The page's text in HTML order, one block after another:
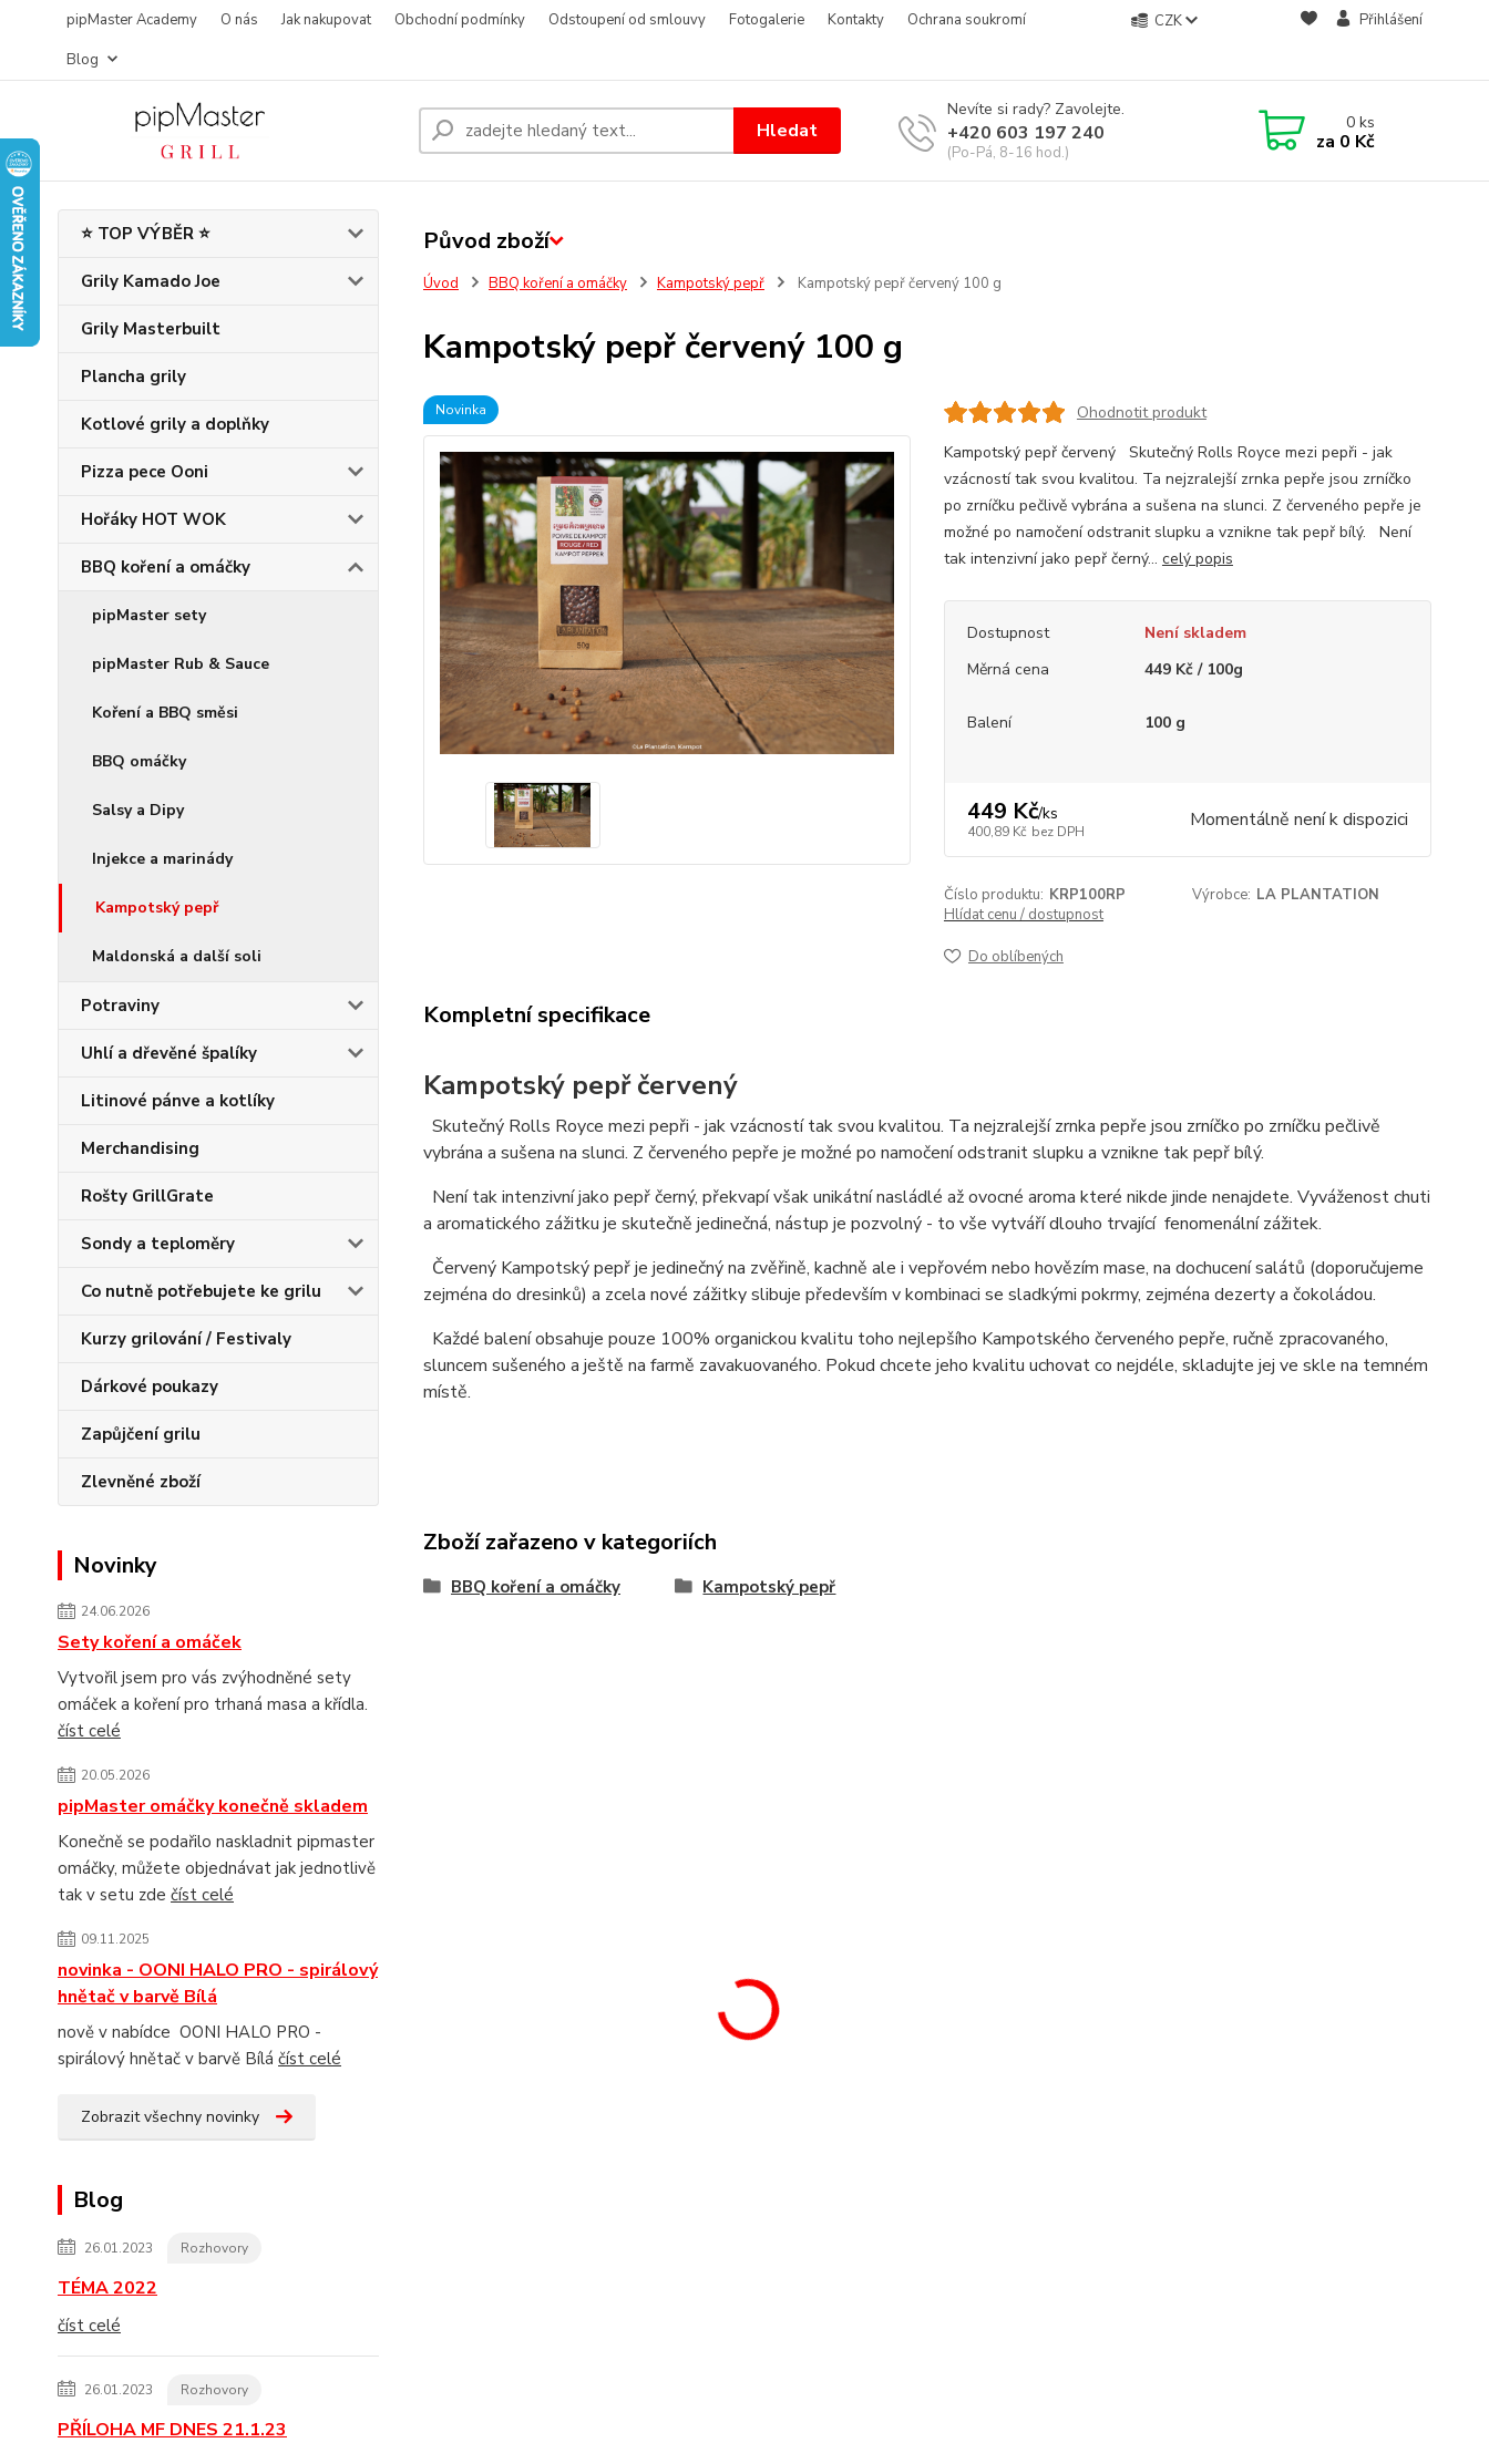
pipMaster Academy O nás Jak nakupovat Obchodní podmínky Odstoupení od smlouvy Fotogalerie Kontakty
Ochrana soukromí
Blog
CZK Přihlášení
Hledat
Nevíte si rady? Zavolejte.
+420 603 197 240
(Po-Pá, 8-16 hod.)
0ks
za 0 Kč
⭐ TOP VÝBĚR ⭐
Grily Kamado Joe
Grily Masterbuilt
Plancha grily
Kotlové grily a doplňky
Pizza pece Ooni
Hořáky HOT WOK
BBQ koření a omáčky
pipMaster sety
pipMaster Rub & Sauce
Koření a BBQ směsi
BBQ omáčky
Salsy a Dipy
Injekce a marinády
Kampotský pepř
Maldonská a další soli
Potraviny
Uhlí a dřevěné špalíky
Litinové pánve a kotlíky
Merchandising
Rošty GrillGrate
Sondy a teploměry
Co nutně potřebujete ke grilu
Kurzy grilování / Festivaly
Dárkové poukazy
Zapůjčení grilu
Zlevněné zboží
Novinky
24.06.2026
Sety koření a omáček
Vytvořil jsem pro vás zvýhodněné sety
omáček a koření pro trhaná masa a křídla.
číst celé
20.05.2026
pipMaster omáčky konečně skladem
Konečně se podařilo naskladnit pipmaster
omáčky, můžete objednávat jak jednotlivě
tak v setu zde číst celé
09.11.2025
novinka - OONI HALO PRO - spirálový
hnětač v barvě Bílá
nově v nabídce OONI HALO PRO -
spirálový hnětač v barvě Bílá číst celé
Zobrazit všechny novinky
Blog
26.01.2023 Rozhovory
TÉMA 2022
číst celé
26.01.2023 Rozhovory
PŘÍLOHA MF DNES 21.1.23
Úvod BBQ koření a omáčky Kampotský pepř Kampotský pepř červený 100 g
Kampotský pepř červený 100 g
Novinka
Ohodnotit produkt
Kampotský pepř červený Skutečný Rolls Royce mezi pepři - jak
vzácností tak svou kvalitou. Ta nejzralejší zrnka pepře jsou zrníčko
po zrníčku pečlivě vybrána a sušena na slunci. Z červeného pepře je
možné po namočení odstranit slupku a vznikne tak pepř bílý. Není
tak intenzivní jako pepř černý... celý popis
Dostupnost
Není skladem
Měrná cena
449 Kč / 100g
Balení 100 g
449 Kč/ks
400,89 Kč bez DPH Momentálně není k dispozici
Číslo produktu: KRP100RP Výrobce: LA PLANTATION
Hlídat cenu / dostupnost
Do oblíbených
Kompletní specifikace
Kampotský pepř červený
Skutečný Rolls Royce mezi pepři - jak vzácností tak svou kvalitou. Ta nejzralejší zrnka pepře jsou zrníčko po zrníčku pečlivě
vybrána a sušena na slunci. Z červeného pepře je možné po namočení odstranit slupku a vznikne tak pepř bílý.
Není tak intenzivní jako pepř černý, překvapí však unikátní nasládlé až ovocné aroma které nikde jinde nenajdete. Vyváženost chuti
a aromatického zážitku je skutečně jedinečná, nástup je pozvolný - to vše vytváří dlouho trvající fenomenální zážitek.
Červený Kampotský pepř je jedinečný na zvěřině, kachně ale i vepřovém nebo hovězím mase, na dochucení salátů (doporučujeme
zejména do dresinků) a zcela nové zážitky slibuje především v kombinaci se sladkými pokrmy, zejména dezerty a čokoládou.
Každé balení obsahuje pouze 100% organickou kvalitu toho nejlepšího Kampotského červeného pepře, ručně zpracovaného,
sluncem sušeného a ještě na farmě zavakuovaného. Pokud chcete jeho kvalitu uchovat co nejdéle, skladujte jej ve skle na temném
místě.
Původ zboží
Zboží zařazeno v kategoriích
BBQ koření a omáčky Kampotský pepř